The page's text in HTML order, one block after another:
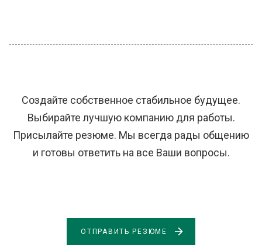
Создайте собственное стабильное будущее.
Выбирайте лучшую компанию для работы.
Присылайте резюме. Мы всегда рады общению
и готовы ответить на все Ваши вопросы.
ОТПРАВИТЬ РЕЗЮМЕ